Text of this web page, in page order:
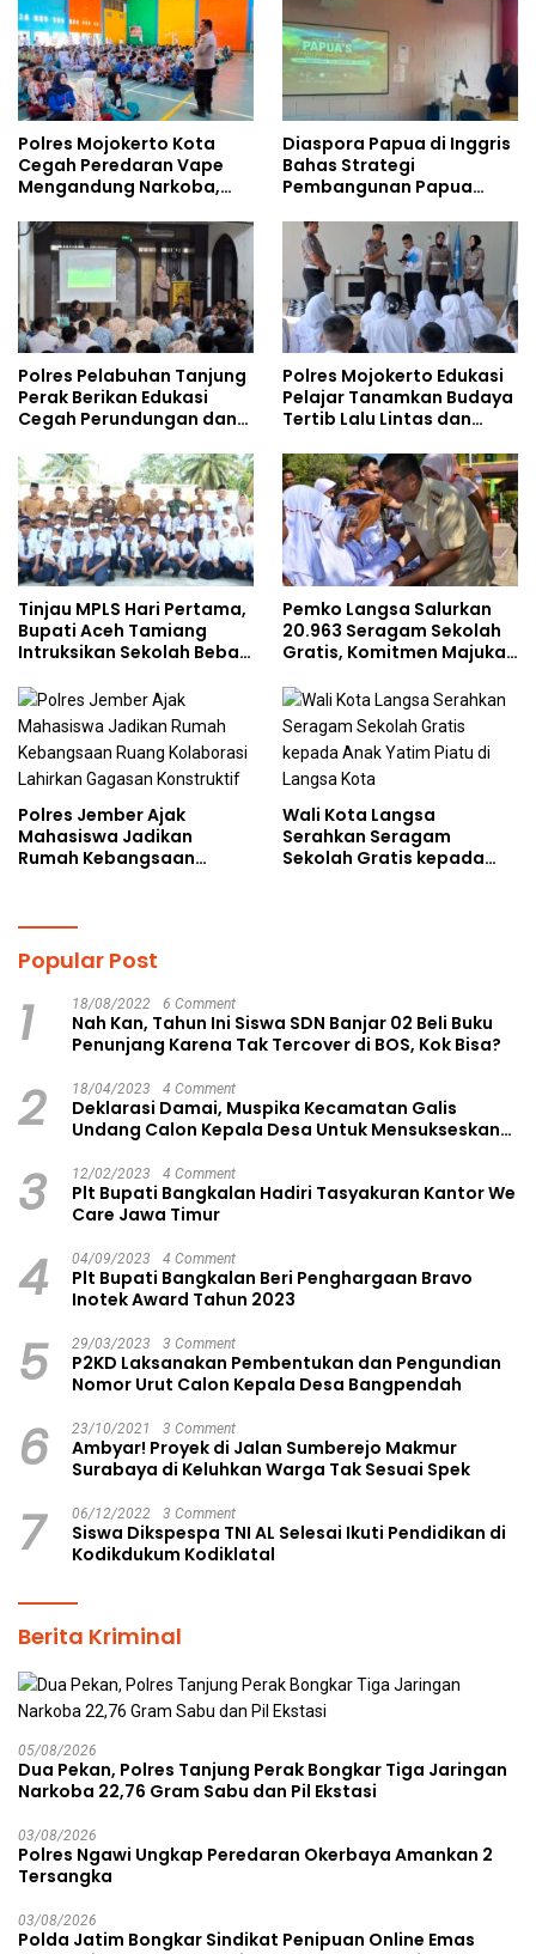
Polres Mojokerto Kota
Cegah Peredaran Vape
Mengandung Narkoba,
Kalangan Remaja
Diaspora Papua di Inggris
Bahas Strategi
Pembangunan Papua
Doktoral Internasional
Polres Pelabuhan Tanjung
Perak Berikan Edukasi
Cegah Perundungan dan
kepada Pelajar MPLS
Polres Mojokerto Edukasi
Pelajar Tanamkan Budaya
Tertib Lalu Lintas dan
Tinjau MPLS Hari Pertama,
Bupati Aceh Tamiang
Intruksikan Sekolah Bebas
Pemko Langsa Salurkan
20.963 Seragam Sekolah
Gratis, Komitmen Majukan
Polres Jember Ajak
Mahasiswa Jadikan
Rumah Kebangsaan
Wali Kota Langsa
Serahkan Seragam
Sekolah Gratis kepada
Popular Post
1 18/08/2022 6 Comment
Nah Kan, Tahun Ini Siswa SDN Banjar 02 Beli Buku
Penunjang Karena Tak Tercover di BOS, Kok Bisa?
2 18/04/2023 4 Comment
Deklarasi Damai, Muspika Kecamatan Galis
Undang Calon Kepala Desa Untuk Mensukseskan
3 12/02/2023 4 Comment
Plt Bupati Bangkalan Hadiri Tasyakuran Kantor We
Care Jawa Timur
4 04/09/2023 4 Comment
Plt Bupati Bangkalan Beri Penghargaan Bravo
Inotek Award Tahun 2023
5 29/03/2023 3 Comment
P2KD Laksanakan Pembentukan dan Pengundian
Nomor Urut Calon Kepala Desa Bangpendah
6 23/10/2021 3 Comment
Ambyar! Proyek di Jalan Sumberejo Makmur
Surabaya di Keluhkan Warga Tak Sesuai Spek
7 06/12/2022 3 Comment
Siswa Dikspespa TNI AL Selesai Ikuti Pendidikan di
Kodikdukum Kodiklatal
Berita Kriminal
05/08/2026
Dua Pekan, Polres Tanjung Perak Bongkar Tiga Jaringan
Narkoba 22,76 Gram Sabu dan Pil Ekstasi
03/08/2026
Polres Ngawi Ungkap Peredaran Okerbaya Amankan 2
Tersangka
03/08/2026
Polda Jatim Bongkar Sindikat Penipuan Online Emas